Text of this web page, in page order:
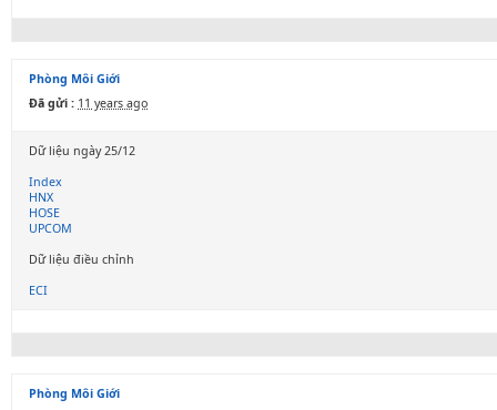
Phòng Môi Giới
Đã gửi : 11 years ago
Dữ liệu ngày 25/12
Index
HNX
HOSE
UPCOM
Dữ liệu điều chỉnh
ECI
Phòng Môi Giới